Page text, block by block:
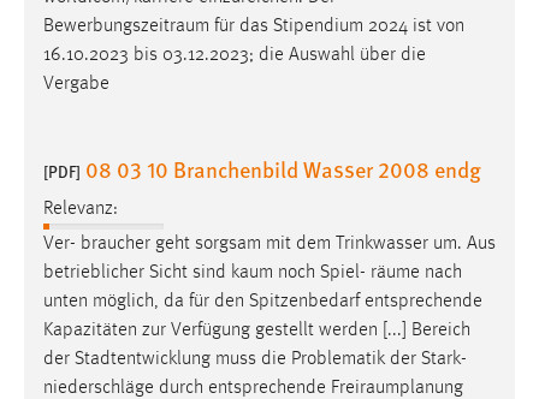
Bewerbungszeitraum für das Stipendium 2024 ist von
16.10.2023 bis 03.12.2023; die Auswahl über die
Vergabe
[PDF] 08 03 10 Branchenbild Wasser 2008 endg
Relevanz:
Ver- braucher geht sorgsam mit dem Trinkwasser um. Aus
betrieblicher Sicht sind kaum noch Spiel- räume nach
unten möglich, da für den Spitzenbedarf entsprechende
Kapazitäten zur Verfügung gestellt werden [...] Bereich
der Stadtentwicklung muss die Problematik der Stark-
niederschläge durch entsprechende Freiraumplanung
EXTERNE MEDIEN
Um Inhalte von Videoplattformen und Social Media
Plattformen anzeigen zu können, werden von diesen
YouTube
Vimeo